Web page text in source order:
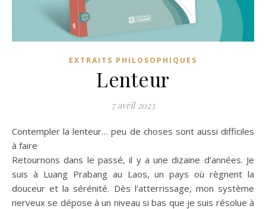
EXTRAITS PHILOSOPHIQUES
Lenteur
7 avril 2023
Contempler la lenteur… peu de choses sont aussi difficiles
à faire
Retournons dans le passé, il y a une dizaine d’années. Je
suis à Luang Prabang au Laos, un pays où règnent la
douceur et la sérénité. Dès l’atterrissage, mon système
nerveux se dépose à un niveau si bas que je suis résolue à